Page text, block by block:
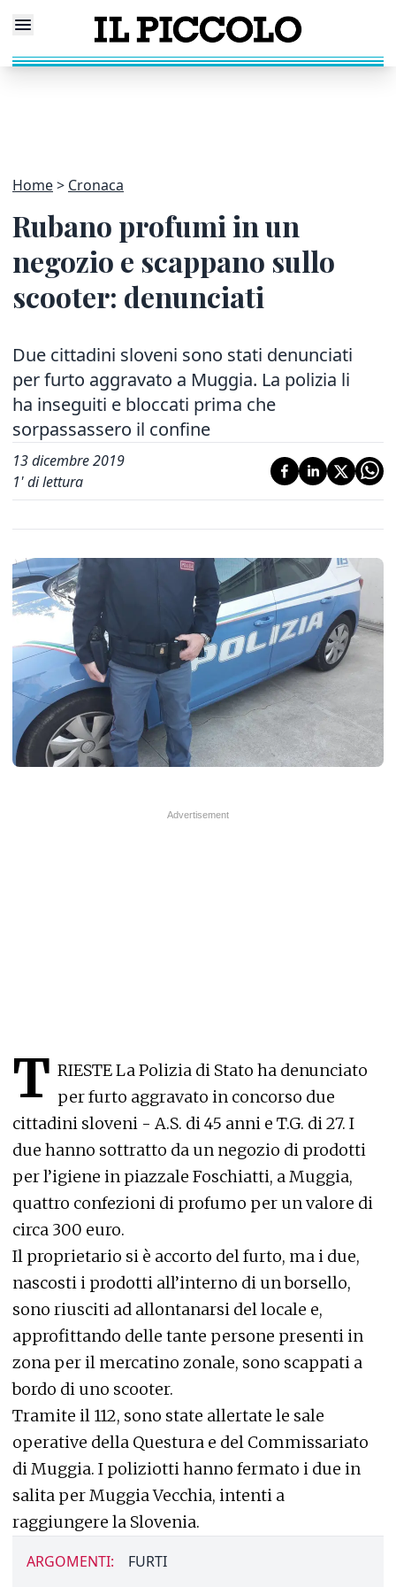
Home Cronaca
Rubano profumi in un
negozio e scappano sullo
scooter: denunciati
Due cittadini sloveni sono stati denunciati
per furto aggravato a Muggia. La polizia li
ha inseguiti e bloccati prima che
sorpassassero il confine
13 dicembre 2019
1' di lettura
T RIESTE La Polizia di Stato ha denunciato
per furto aggravato in concorso due
cittadini sloveni - A.S. di 45 anni e T.G. di 27. I
due hanno sottratto da un negozio di prodotti
per l’igiene in piazzale Foschiatti, a Muggia,
quattro confezioni di profumo per un valore di
circa 300 euro.
Il proprietario si è accorto del furto, ma i due,
nascosti i prodotti all’interno di un borsello,
sono riusciti ad allontanarsi del locale e,
approfittando delle tante persone presenti in
zona per il mercatino zonale, sono scappati a
bordo di uno scooter.
Tramite il 112, sono state allertate le sale
operative della Questura e del Commissariato
di Muggia. I poliziotti hanno fermato i due in
salita per Muggia Vecchia, intenti a
raggiungere la Slovenia.
ARGOMENTI: FURTI